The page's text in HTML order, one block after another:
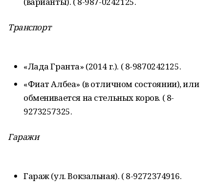
Транспорт
«Лада Гранта» (2014 г.). ( 8-9870242125.
«Фиат Албеа» (в отличном состоянии), или
обменивается на стельных коров. ( 8-
9273257325.
Гаражи
Гараж (ул. Вокзальная). ( 8-9272374916.